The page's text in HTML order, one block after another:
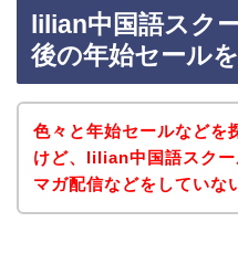
lilian中国語スク
後の年始セール
色々と年始セールなどを
けど、lilian中国語スク
マガ配信などをしていな